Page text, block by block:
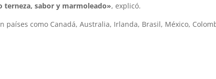
terneza, sabor y marmoleado», explicó.
como Canadá, Australia, Irlanda, Brasil, México,